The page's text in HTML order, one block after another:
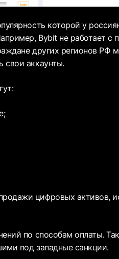
которой у
Bybit не работает с
других регионов РФ
свои аккаунты.
цифровых активов,
по способам оплаты.
под западные санкции.